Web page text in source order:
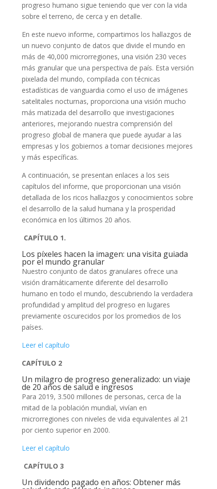
progreso humano sigue teniendo que ver con la vida
sobre el terreno, de cerca y en detalle.
En este nuevo informe, compartimos los hallazgos de
un nuevo conjunto de datos que divide el mundo en
más de 40,000 microrregiones, una visión 230 veces
más granular que una perspectiva de país. Esta versión
pixelada del mundo, compilada con técnicas
estadísticas de vanguardia como el uso de imágenes
satelitales nocturnas, proporciona una visión mucho
más matizada del desarrollo que investigaciones
anteriores, mejorando nuestra comprensión del
progreso global de manera que puede ayudar a las
empresas y los gobiernos a tomar decisiones mejores
y más específicas.
A continuación, se presentan enlaces a los seis
capítulos del informe, que proporcionan una visión
detallada de los ricos hallazgos y conocimientos sobre
el desarrollo de la salud humana y la prosperidad
económica en los últimos 20 años.
CAPÍTULO 1.
Los píxeles hacen la imagen: una visita guiada
por el mundo granular
Nuestro conjunto de datos granulares ofrece una
visión dramáticamente diferente del desarrollo
humano en todo el mundo, descubriendo la verdadera
profundidad y amplitud del progreso en lugares
previamente oscurecidos por los promedios de los
países.
Leer el capítulo
CAPÍTULO 2
Un milagro de progreso generalizado: un viaje
de 20 años de salud e ingresos
Para 2019, 3.500 millones de personas, cerca de la
mitad de la población mundial, vivían en
microrregiones con niveles de vida equivalentes al 21
por ciento superior en 2000.
Leer el capítulo
CAPÍTULO 3
Un dividendo pagado en años: Obtener más